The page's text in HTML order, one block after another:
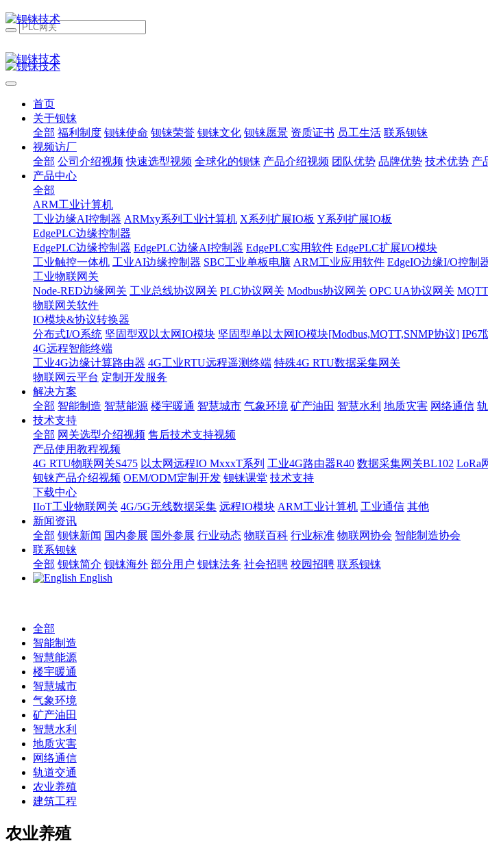
首页
关于钡铼
全部 福利制度 钡铼使命 钡铼荣誉 钡铼文化 钡铼愿景 资质证书 员工生活 联系钡铼
视频访厂
全部 公司介绍视频 快速选型视频 全球化的钡铼 产品介绍视频 团队优势 品牌优势 技术优势 产
产品中心
全部
ARM工业计算机
工业边缘AI控制器 ARMxy系列工业计算机 X系列扩展IO板 Y系列扩展IO板
EdgePLC边缘控制器
EdgePLC边缘控制器 EdgePLC边缘AI控制器 EdgePLC实用软件 EdgePLC扩展I/O模块
工业触控一体机 工业AI边缘控制器 SBC工业单板电脑 ARM工业应用软件 EdgeIO边缘I/O控制
工业物联网关
Node-RED边缘网关 工业总线协议网关 PLC协议网关 Modbus协议网关 OPC UA协议网关
物联网关软件
IO模块&协议转换器
分布式I/O系统 坚固型双以太网IO模块 坚固型单以太网IO模块[Modbus,MQTT,SNMP协议] IP67
4G远程智能终端
工业4G边缘计算路由器 4G工业RTU远程遥测终端 特殊4G RTU数据采集网关
物联网云平台 定制开发服务
解决方案
全部 智能制造 智慧能源 楼宇暖通 智慧城市 气象环境 矿产油田 智慧水利 地质灾害 网络通信
技术支持
全部 网关选型介绍视频 售后技术支持视频
产品使用教程视频
4G RTU物联网关S475 以太网远程IO MxxxT系列 工业4G路由器R40 数据采集网关BL102 LoRa
钡铼产品介绍视频 OEM/ODM定制开发 钡铼课堂 技术支持
下载中心
IIoT工业物联网关 4G/5G无线数据采集 远程IO模块 ARM工业计算机 工业通信 其他
新闻资讯
全部 钡铼新闻 国内参展 国外参展 行业动态 物联百科 行业标准 物联网协会 智能制造协会
联系钡铼
全部 钡铼简介 钡铼海外 部分用户 钡铼法务 社会招聘 校园招聘 联系钡铼
English
全部
智能制造
智慧能源
楼宇暖通
智慧城市
气象环境
矿产油田
智慧水利
地质灾害
网络通信
轨道交通
农业养殖
建筑工程
农业养殖